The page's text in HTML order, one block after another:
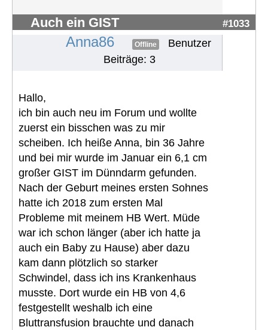
Auch ein GIST #1033
Anna86 Offline
Benutzer
Beiträge: 3
Hallo,
ich bin auch neu im Forum und wollte
zuerst ein bisschen was zu mir
scheiben. Ich heiße Anna, bin 36 Jahre
und bei mir wurde im Januar ein 6,1 cm
großer GIST im Dünndarm gefunden.
Nach der Geburt meines ersten Sohnes
hatte ich 2018 zum ersten Mal
Probleme mit meinem HB Wert. Müde
war ich schon länger (aber ich hatte ja
auch ein Baby zu Hause) aber dazu
kam dann plötzlich so starker
Schwindel, dass ich ins Krankenhaus
musste. Dort wurde ein HB von 4,6
festgestellt weshalb ich eine
Bluttransfusion brauchte und danach